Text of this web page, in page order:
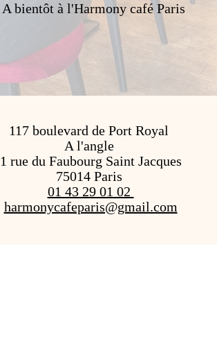
A bientôt à l'Harmony café Paris
117 boulevard de Port Royal
A l'angle
1 rue du Faubourg Saint Jacques
75014 Paris
01 43 29 01 02
harmonycafeparis@gmail.com